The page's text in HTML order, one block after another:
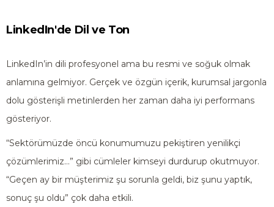
LinkedIn'de Dil ve Ton
LinkedIn’in dili profesyonel ama bu resmi ve soğuk olmak
anlamına gelmiyor. Gerçek ve özgün içerik, kurumsal jargonla
dolu gösterişli metinlerden her zaman daha iyi performans
gösteriyor.
“Sektörümüzde öncü konumumuzu pekiştiren yenilikçi
çözümlerimiz…” gibi cümleler kimseyi durdurup okutmuyor.
“Geçen ay bir müşterimiz şu sorunla geldi, biz şunu yaptık,
sonuç şu oldu” çok daha etkili.